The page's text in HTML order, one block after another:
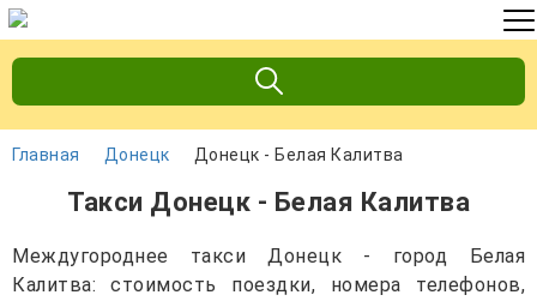
Главная Донецк Донецк - Белая Калитва
Такси Донецк - Белая Калитва
Междугороднее такси Донецк - город Белая
Калитва: стоимость поездки, номера телефонов,